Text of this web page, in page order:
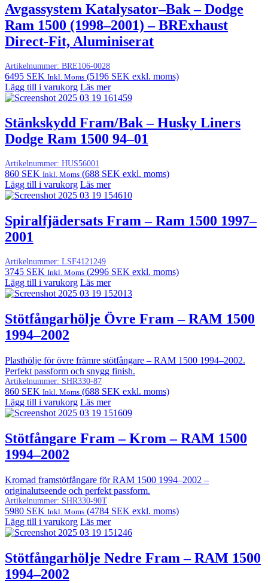
Avgassystem Katalysator–Bak – Dodge
Ram 1500 (1998–2001) – BRExhaust
Direct-Fit, Aluminiserat
Artikelnummer: BRE106-0028
6495 SEK Inkl. Moms (5196 SEK exkl. moms)
Lägg till i varukorg Läs mer
Stänkskydd Fram/Bak – Husky Liners
Dodge Ram 1500 94–01
Artikelnummer: HUS56001
860 SEK Inkl. Moms (688 SEK exkl. moms)
Lägg till i varukorg Läs mer
Spiralfjädersats Fram – Ram 1500 1997–
2001
Artikelnummer: LSF4121249
3745 SEK Inkl. Moms (2996 SEK exkl. moms)
Lägg till i varukorg Läs mer
Stötfångarhölje Övre Fram – RAM 1500
1994–2002
Plasthölje för övre främre stötfångare – RAM 1500 1994–2002.
Perfekt passform och snygg finish.
Artikelnummer: SHR330-87
860 SEK Inkl. Moms (688 SEK exkl. moms)
Lägg till i varukorg Läs mer
Stötfångare Fram – Krom – RAM 1500
1994–2002
Kromad framstötfångare för RAM 1500 1994–2002 –
originalutseende och perfekt passform.
Artikelnummer: SHR330-90T
5980 SEK Inkl. Moms (4784 SEK exkl. moms)
Lägg till i varukorg Läs mer
Stötfångarhölje Nedre Fram – RAM 1500
1994–2002